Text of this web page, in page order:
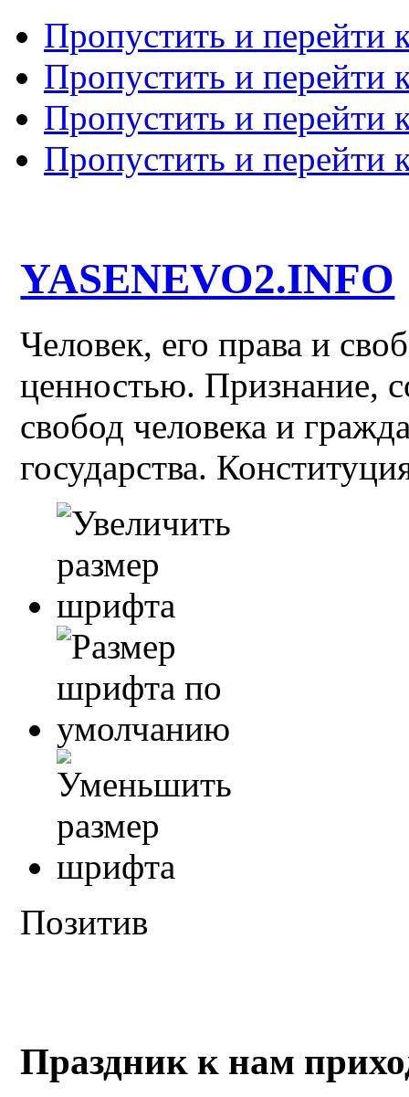
Пропустить и перейти
Пропустить и перейти
Пропустить и перейти
Пропустить и перейти
YASENEVO2.INFO
Человек, его права и
ценностью. Признание,
свобод человека и
государства.
Позитив
Праздник к нам